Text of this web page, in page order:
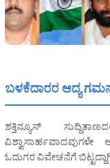
ಬಳಕೆದಾರರ ಆದ್ಯ
ಶಕ್ತಿನ್ಯೂಸ್
ಓದುಗರ ವಿವೇಚನೆಗೆ